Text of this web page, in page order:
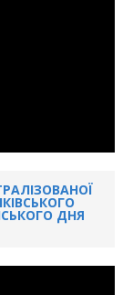
ДНЯ